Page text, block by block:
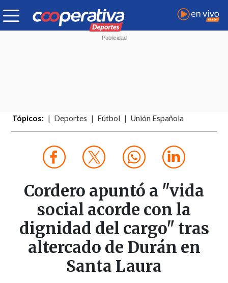
Tópicos: Deportes Fútbol Unión Española
Cordero apuntó a "vida
social acorde con la
dignidad del cargo" tras
altercado de Durán en
Santa Laura